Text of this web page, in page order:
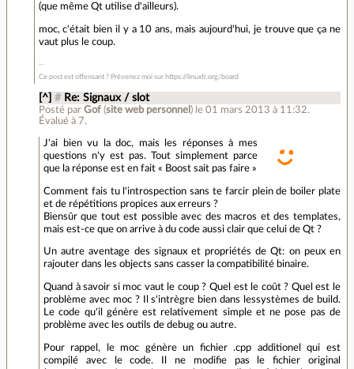
(que même Qt utilise d'ailleurs).
moc, c'était bien il y a 10 ans, mais aujourd'hui, je trouve que ça ne
vaut plus le coup.
Ce post est offensant ? Prévenez moi sur https://linuxfr.org/board
[^] # Re: Signaux / slot
Posté par Gof(site web personnel ) le 01 mars 2013 à 11:32.
Évalué à 7.
J'ai bien vu la doc, mais les réponses à mes
questions n'y est pas. Tout simplement parce
que la réponse est en fait « Boost sait pas faire »
Comment fais tu l'introspection sans te farcir plein de boiler plate
et de répétitions propices aux erreurs ?
Biensûr que tout est possible avec des macros et des templates,
mais est-ce que on arrive à du code aussi clair que celui de Qt ?
Un autre aventage des signaux et propriétés de Qt: on peux en
rajouter dans les objects sans casser la compatibilité binaire.
Quand à savoir si moc vaut le coup ? Quel est le coût ? Quel est le
problème avec moc ? Il s'intrègre bien dans lessystèmes de build.
Le code qu'il génère est relativement simple et ne pose pas de
problème avec les outils de debug ou autre.
Pour rappel, le moc génère un fichier .cpp additionel qui est
compilé avec le code. Il ne modifie pas le fichier original